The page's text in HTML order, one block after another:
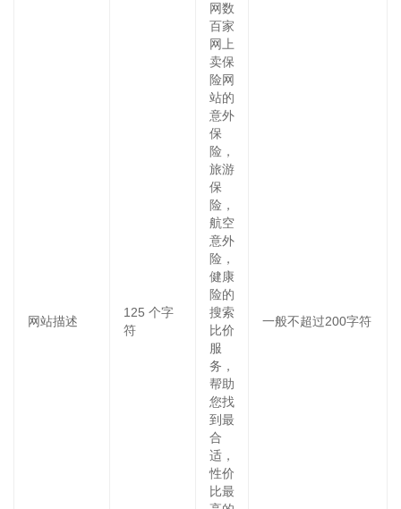
网站描述
125 个字
符
网数
百家
网上
卖保
险网
站的
意外
保
险，
旅游
保
险，
航空
意外
险，
健康
险的
搜索
比价
服
务，
帮助
您找
到最
合
适，
性价
比最
一般不超过200字符